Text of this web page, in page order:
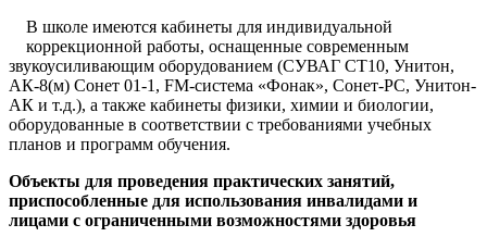
В школе имеются кабинеты для индивидуальной
коррекционной работы, оснащенные современным
звукоусиливающим оборудованием (СУВАГ СТ10, Унитон,
АК-8(м) Сонет 01-1, FM-система «Фонак», Сонет-РС, Унитон-
АК и т.д.), а также кабинеты физики, химии и биологии,
оборудованные в соответствии с требованиями учебных
планов и программ обучения.
Объекты для проведения практических занятий,
приспособленные для использования инвалидами и
лицами с ограниченными возможностями здоровья